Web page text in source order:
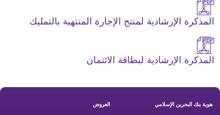
المذكرة الإرشادية لمنتج الإجارة المنتهية بالتمليك
المذكرة الإرشادية لبطاقة الائتمان
Footer New
هوية بنك البحرين الإسلامي العروض